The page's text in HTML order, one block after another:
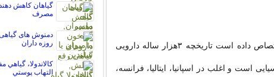
زعفران که لقب ادویه طلایی را به خود اختصاص داده است تاریخچه ۳هزار ساله دارویی
است و اغلب در اسپانیا، ایتالیا، فرانسه،
گیاهان کاهش
مصرف
دمنوش های
روزه داران
کالاندولا، گياهي
التهاب پوستي